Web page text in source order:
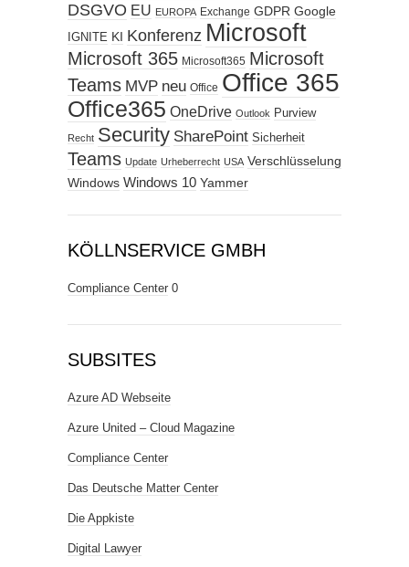
DSGVO EU EUROPA Exchange GDPR Google
IGNITE KI Konferenz Microsoft
Microsoft 365 Microsoft365 Microsoft
Teams MVP neu Office Office 365
Office365 OneDrive Outlook Purview
Recht Security SharePoint Sicherheit
Teams Update Urheberrecht USA Verschlüsselung
Windows Windows 10 Yammer
KÖLLNSERVICE GMBH
Compliance Center 0
SUBSITES
Azure AD Webseite
Azure United – Cloud Magazine
Compliance Center
Das Deutsche Matter Center
Die Appkiste
Digital Lawyer